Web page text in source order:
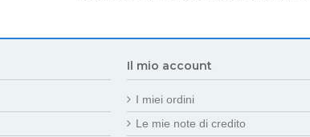
Il mio account
I miei ordini
Le mie note di credito